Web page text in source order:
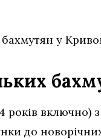
у
включно)
до